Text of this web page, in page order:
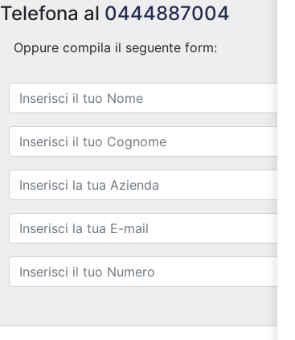
Telefona al 0444887004
Oppure compila il seguente form: